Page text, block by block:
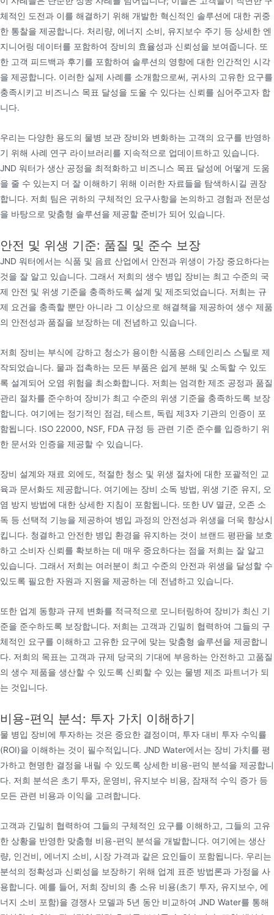
체적인 도전과 이를 해결하기 위해 개발한 혁신적인 솔루션에 대한 귀중
한 통찰을 제공합니다. 처리량, 에너지 소비, 유지보수 주기 등 상세한 엔
지니어링 데이터를 포함하여 장비의 효율성과 신뢰성을 보여줍니다. 또
한 고객 피드백과 후기를 포함하여 솔루션의 영향에 대한 인간적인 시각
을 제공합니다. 이러한 실제 사례를 소개함으로써, 귀사의 고유한 요구를
충족시키고 비즈니스 목표 달성을 도울 수 있다는 신뢰를 심어주고자 합
니다.
우리는 다양한 용도의 물병 보관 장비와 변화하는 고객의 요구를 반영하
기 위해 사례 연구 라이브러리를 지속적으로 업데이트하고 있습니다.
JND 워터가 생산 공정을 최적화하고 비즈니스 목표 달성에 어떻게 도움
을 줄 수 있는지 더 잘 이해하기 위해 이러한 자료들을 탐색하시길 권장
합니다. 저희 팀은 귀하의 구체적인 요구사항을 논의하고 경험과 전문성
을 바탕으로 맞춤형 솔루션을 제공할 준비가 되어 있습니다.
안전 및 위생 기준: 품질 및 준수 보장
JND 워터에서는 식품 및 음료 산업에서 안전과 위생이 가장 중요하다는
것을 잘 알고 있습니다. 그래서 저희의 생수 병입 장비는 최고 수준의 국
제 안전 및 위생 기준을 충족하도록 설계 및 제조되었습니다. 저희는 규
제 요건을 충족할 뿐만 아니라 그 이상으로 해결책을 제공하여 생수 제품
의 안전성과 품질을 보장하는 데 전념하고 있습니다.
저희 장비는 부식에 강하고 청소가 용이한 식품용 스테인리스 스틸로 제
작되었습니다. 물과 접촉하는 모든 부품은 쉽게 분해 및 소독할 수 있도
록 설계되어 오염 위험을 최소화합니다. 저희는 엄격한 제조 공정과 품질
관리 절차를 준수하여 장비가 최고 수준의 위생 기준을 충족하도록 보장
합니다. 여기에는 정기적인 점검, 테스트, 독립 제3자 기관의 인증이 포
함됩니다. ISO 22000, NSF, FDA 규정 등 관련 기준 준수를 입증하기 위
한 문서와 인증을 제공할 수 있습니다.
장비 설계와 재료 외에도, 적절한 청소 및 위생 절차에 대한 포괄적인 교
육과 문서화도 제공합니다. 여기에는 장비 소독 방법, 위생 기준 유지, 오
염 방지 방법에 대한 상세한 지침이 포함됩니다. 또한 UV 멸균, 오존 소
독 등 선택적 기능을 제공하여 병입 과정의 안전성과 위생을 더욱 향상시
킵니다. 청결하고 안전한 병입 환경을 유지하는 것이 브랜드 평판을 보호
하고 소비자 신뢰를 확보하는 데 매우 중요하다는 점을 저희는 잘 알고
있습니다. 그래서 저희는 여러분이 최고 수준의 안전과 위생을 달성할 수
있도록 필요한 자원과 지원을 제공하는 데 전념하고 있습니다.
또한 업계 동향과 규제 변화를 적극적으로 모니터링하여 장비가 최신 기
준을 준수하도록 보장합니다. 저희는 고객과 긴밀히 협력하여 그들의 구
체적인 요구를 이해하고 고유한 요구에 맞는 맞춤형 솔루션을 제공합니
다. 저희의 목표는 고객과 규제 당국의 기대에 부응하는 안전하고 고품질
의 생수 제품을 생산할 수 있도록 신뢰할 수 있는 물병 제조 파트너가 되
는 것입니다.
비용-편익 분석: 투자 가치 이해하기
물 병입 장비에 투자하는 것은 중요한 결정이며, 투자 대비 투자 수익률
(ROI)을 이해하는 것이 필수적입니다. JND Water에서는 장비 가치를 평
가하고 현명한 결정을 내릴 수 있도록 상세한 비용-편익 분석을 제공합니
다. 저희 분석은 초기 투자, 운영비, 유지보수 비용, 잠재적 수익 증가 등
모든 관련 비용과 이익을 고려합니다.
고객과 긴밀히 협력하여 그들의 구체적인 요구를 이해하고, 그들의 고유
한 상황을 반영한 맞춤형 비용-편익 분석을 개발합니다. 여기에는 생산
량, 인건비, 에너지 소비, 시장 가격과 같은 요인들이 포함됩니다. 우리는
분석의 정확성과 신뢰성을 보장하기 위해 업계 표준 방법론과 가정을 사
용합니다. 예를 들어, 저희 장비의 총 소유 비용(초기 투자, 유지보수, 에
너지 소비 포함)을 경쟁사 모델과 5년 동안 비교하여 JND Water를 통해